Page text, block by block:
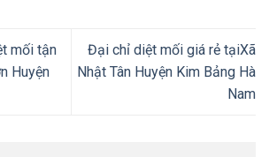
mối tận
Huyện
Đại chỉ diệt mối giá rẻ tạiXã
Nhật Tân Huyện Kim Bảng Hà
Nam